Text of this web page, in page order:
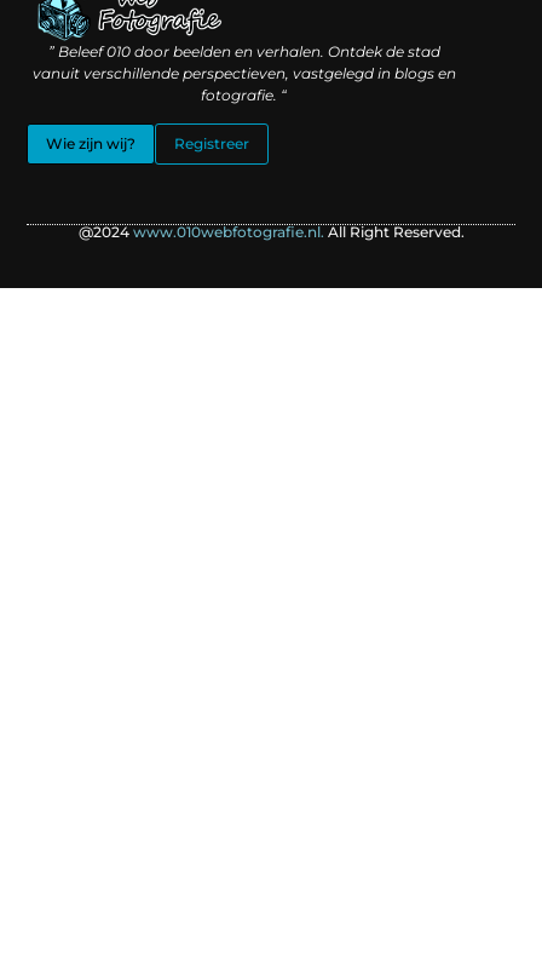
” Beleef 010 door beelden en verhalen. Ontdek de stad
vanuit verschillende perspectieven, vastgelegd in blogs en
fotografie. “
Wie zijn wij? Registreer
@2024www.010webfotografie.nl.All Right Reserved.